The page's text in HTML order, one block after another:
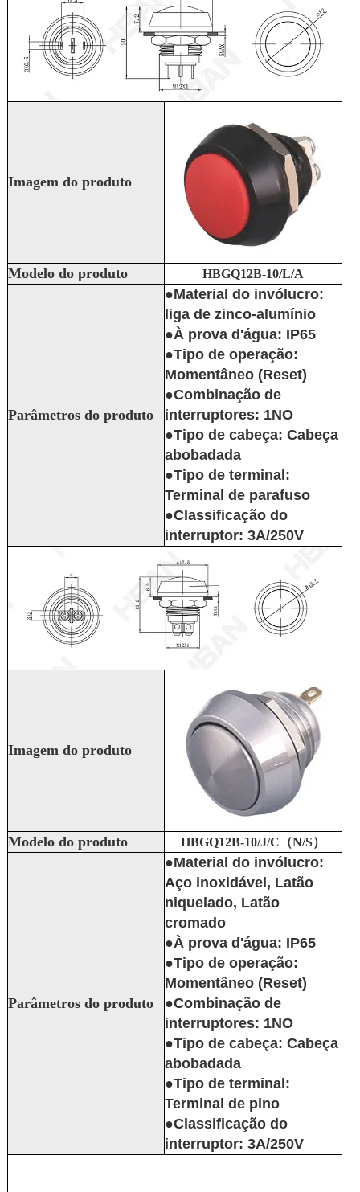
Imagem do produto
Modelo do produto HBGQ12B-10/L/A
Parâmetros do produto
●Material do invólucro:
liga de zinco-alumínio
●À prova d'água: IP65
●Tipo de operação:
Momentâneo (Reset)
●Combinação de
interruptores: 1NO
●Tipo de cabeça: Cabeça
abobadada
●Tipo de terminal:
Terminal de parafuso
●Classificação do
interruptor: 3A/250V
Imagem do produto
Modelo do produto HBGQ12B-10/J/C（N/S）
Parâmetros do produto
●Material do invólucro:
Aço inoxidável, Latão
niquelado, Latão
cromado
●À prova d'água: IP65
●Tipo de operação:
Momentâneo (Reset)
●Combinação de
interruptores: 1NO
●Tipo de cabeça: Cabeça
abobadada
●Tipo de terminal:
Terminal de pino
●Classificação do
interruptor: 3A/250V